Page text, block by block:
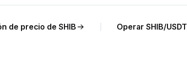
de precio de SHIB Operar SHIB/USDT